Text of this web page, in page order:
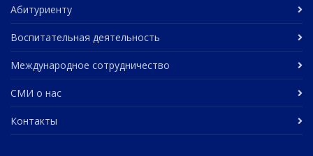
Абитуриенту
Воспитательная деятельность
Международное сотрудничество
СМИ о нас
Контакты